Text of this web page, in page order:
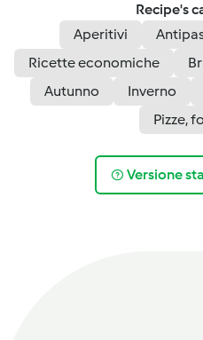
Recipe's
Aperitivi
Ricette economiche
Autunno
Inverno
Pizze,
Versione